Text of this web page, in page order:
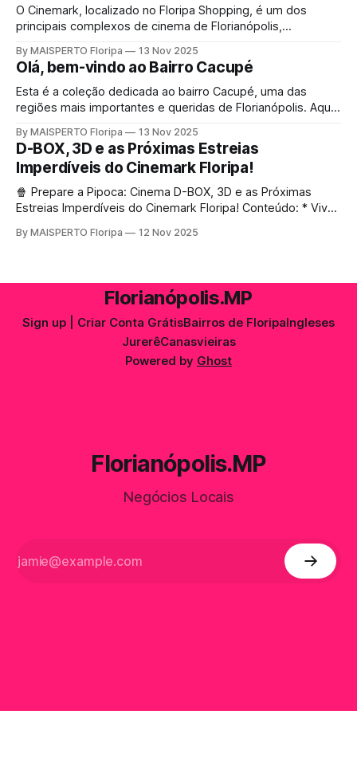
O Cinemark, localizado no Floripa Shopping, é um dos
principais complexos de cinema de Florianópolis,
completa para o público da Ilha da Magia. Se você nunca foi
ou quer aproveitar ao máximo sua próxima sessão, este
guia é para você! 🍿 1. Localização e
By MAISPERTO Floripa 13 Nov 2025
Olá, bem-vindo ao Bairro Cacupé
Esta é a coleção dedicada ao bairro Cacupé, uma das
regiões mais importantes e queridas de Florianópolis. Aqui
eventos, gastronomia, turismo, história, serviços,
experiências locais e muito mais — tudo organizado
automaticamente através das tags relacionadas ao bairro.
Mais do que um simples filtro, esta
By MAISPERTO Floripa 13 Nov 2025
D-BOX, 3D e as Próximas Estreias
Imperdíveis do Cinemark Floripa!
🍿 Prepare a Pipoca: Cinema D-BOX, 3D e as Próximas
Estreias Imperdíveis do Cinemark Floripa! Conteúdo: * Viva
explosão, perseguição e cena de ação vibrando junto com
By MAISPERTO Floripa 12 Nov 2025
Florianópolis.MP
Sign up | Criar Conta GrátisBairros de FloripaIngleses
JurerêCanasvieiras
Powered by Ghost
Florianópolis.MP
Negócios Locais